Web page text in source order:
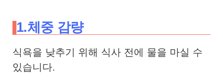
1.체중 감량
식욕을 낮추기 위해 식사 전에 물을 마실 수
있습니다.